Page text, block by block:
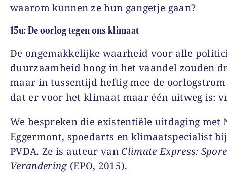
waarom kunnen ze hun gangetje gaan?
15u: De oorlog tegen ons klimaat
De ongemakkelijke waarheid voor alle
duurzaamheid hoog in het vaandel zouden
maar in tussentijd heftig mee de
dat er voor het klimaat maar één uitweg is:
We bespreken die existentiële uitdaging met
Eggermont, spoedarts en klimaatspecialist
PVDA. Ze is auteur van Climate Express:
Verandering(EPO, 2015).